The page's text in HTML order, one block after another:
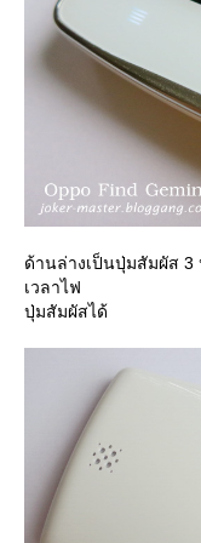
ด้านล่างเป็นปุ่มสัมผัส 3
เวลาไฟ
ปุ่มสัมผัสได้